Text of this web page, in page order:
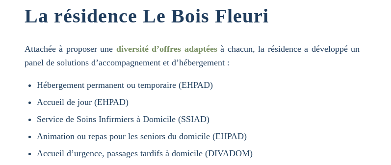
La résidence Le Bois Fleuri
Attachée à proposer une diversité d’offres adaptéesà chacun, la résidence a développé un
panel de solutions d’accompagnement et d’hébergement :
Hébergement permanent ou temporaire (EHPAD)
Accueil de jour (EHPAD)
Service de Soins Infirmiers à Domicile (SSIAD)
Animation ou repas pour les seniors du domicile (EHPAD)
Accueil d’urgence, passages tardifs à domicile (DIVADOM)